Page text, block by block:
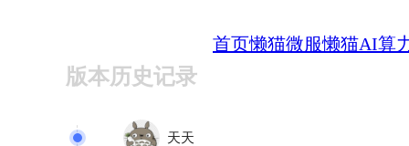
首页懒猫微服懒猫AI算
版本历史记录
天天